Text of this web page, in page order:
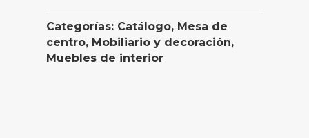
Categorías: Catálogo, Mesa de
centro, Mobiliario y decoración,
Muebles de interior